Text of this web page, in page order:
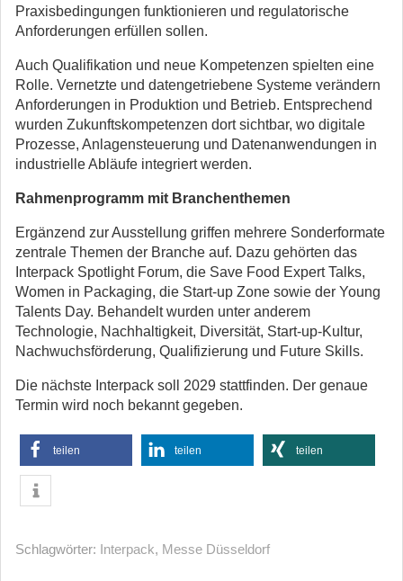
Praxisbedingungen funktionieren und regulatorische
Anforderungen erfüllen sollen.
Auch Qualifikation und neue Kompetenzen spielten eine
Rolle. Vernetzte und datengetriebene Systeme verändern
Anforderungen in Produktion und Betrieb. Entsprechend
wurden Zukunftskompetenzen dort sichtbar, wo digitale
Prozesse, Anlagensteuerung und Datenanwendungen in
industrielle Abläufe integriert werden.
Rahmenprogramm mit Branchenthemen
Ergänzend zur Ausstellung griffen mehrere Sonderformate
zentrale Themen der Branche auf. Dazu gehörten das
Interpack Spotlight Forum, die Save Food Expert Talks,
Women in Packaging, die Start-up Zone sowie der Young
Talents Day. Behandelt wurden unter anderem
Technologie, Nachhaltigkeit, Diversität, Start-up-Kultur,
Nachwuchsförderung, Qualifizierung und Future Skills.
Die nächste Interpack soll 2029 stattfinden. Der genaue
Termin wird noch bekannt gegeben.
teilen teilen teilen
Schlagwörter: Interpack, Messe Düsseldorf